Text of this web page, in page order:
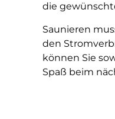
die
Saunieren
den
können Sie
Spaß beim